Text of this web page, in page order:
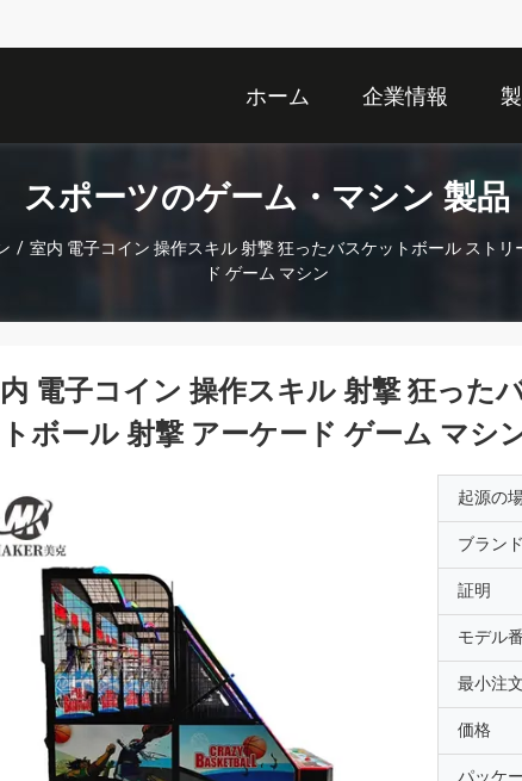
ホーム 企業情報
スポーツのゲーム・マシン 製品
/ 室内 電子コイン 操作スキル 射撃 狂ったバスケットボール スト
ド ゲーム マシン
電子コイン 操作スキル 射撃 狂った
ボール 射撃 アーケード ゲーム マシ
起源の
ブラン
証明
モデル
最小注
価格
パッケ